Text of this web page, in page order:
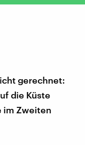
gerechnet:
die Küste
im Zweiten